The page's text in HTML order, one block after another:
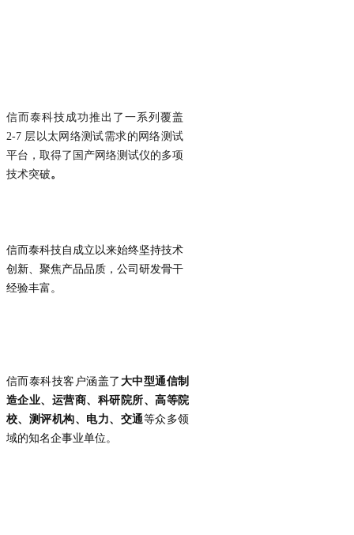
信而泰科技成功推出了一系列覆盖
2-7 层以太网络测试需求的网络测试
平台，取得了国产网络测试仪的多项
技术突破。
信而泰科技自成立以来始终坚持技术
创新、聚焦产品品质，公司研发骨干
经验丰富。
信而泰科技客户涵盖了 大中型通信制
造企业、运营商、科研院所、高等院
校、测评机构、电力、交通等众多领
域的知名企事业单位。